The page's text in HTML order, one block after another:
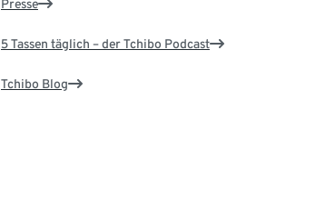
Presse
5 Tassen täglich – der Tchibo Podcast
Tchibo Blog